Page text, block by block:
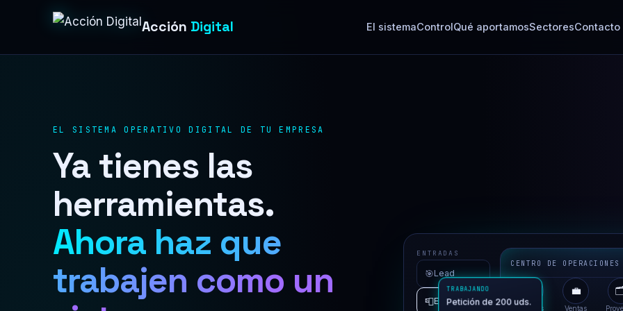
Acción Digital El sistemaControlQué aportamosSectoresContacto
EL SISTEMA OPERATIVO DIGITAL DE TU EMPRESA
Ya tienes las
herramientas.
Ahora haz que
trabajen como un
ENTRADAS
🎯Lead
📮Email
CENTRO DE OPERACIONES
Clientes
💼
Ventas
TRABAJANDO
Petición de 200